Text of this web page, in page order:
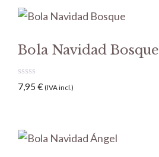
Bola Navidad Bosque
0
d
7,95 € (IVA incl.)